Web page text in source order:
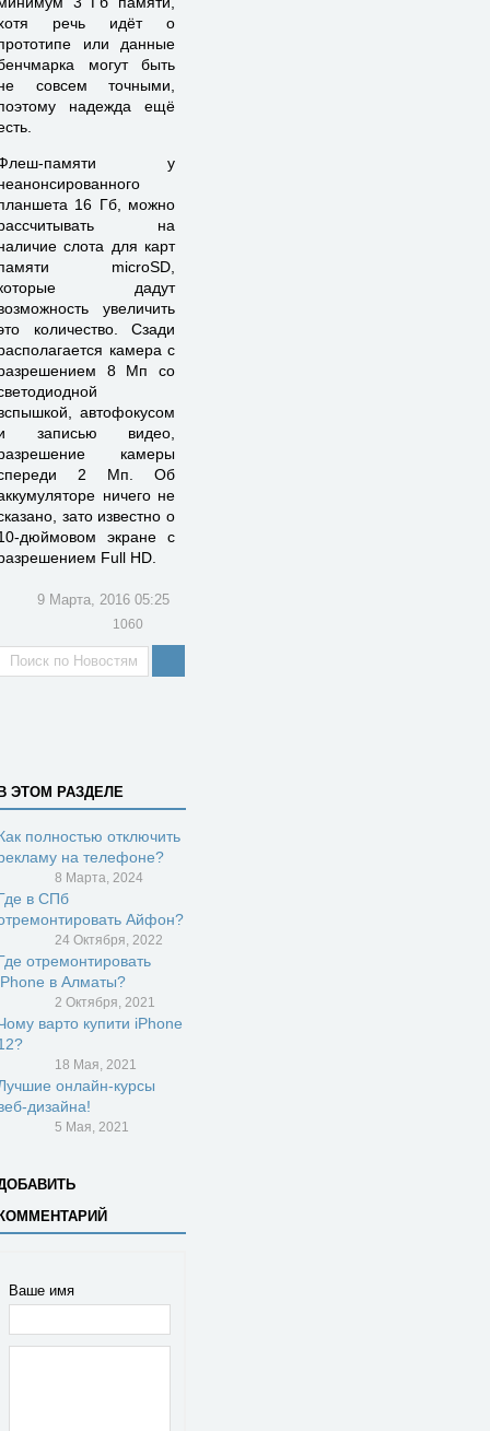
речь идёт о
или данные
могут быть
совсем точными,
надежда ещё
памяти у
16 Гб, можно
на
слота для карт
microSD,
дадут
увеличить
количество. Сзади
камера с
8 Мп со
автофокусом
записью видео,
камеры
2 Мп. Об
ничего не
зато известно о
дюймовом экране с
Full HD.
9 Марта, 2016 05:25
1060
ЭТОМ РАЗДЕЛЕ
полностью отключить
на телефоне?
8 Марта, 2024
в СПб
Айфон?
24 Октября, 2022
отремонтировать
в Алматы?
2 Октября, 2021
варто купити iPhone
18 Мая, 2021
онлайн-курсы
дизайна!
5 Мая, 2021
Ваше имя